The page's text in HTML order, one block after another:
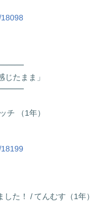
たまま」
チ （1年）
た！ / てんむす（1年）